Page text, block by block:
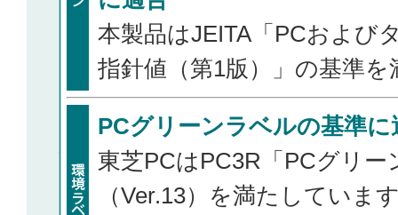
本製品はJEITA「PCおよび
指針値（第1版）」の基準
PCグリーンラベルの基準に
東芝PCはPC3R「PCグリ
（Ver.13）を満たしていま